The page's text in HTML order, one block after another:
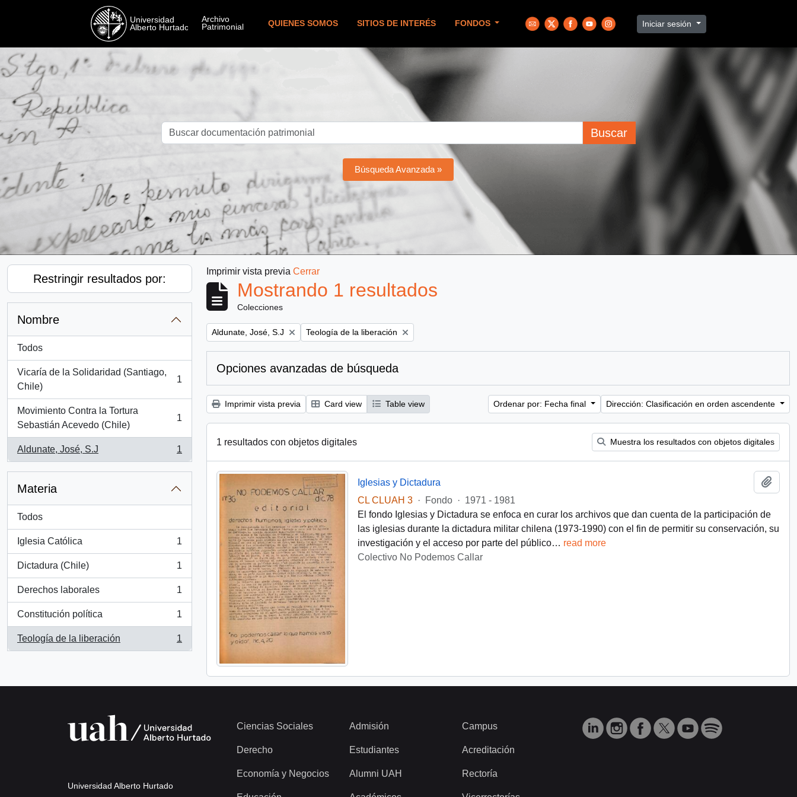
QUIENES SOMOS SITIOS DE INTERÉS FONDOS Iniciar sesión
Buscar
Búsqueda Avanzada »
Restringir resultados por:
Nombre
Todos
Vicaría de la Solidaridad (Santiago,
Chile)
, 1 resultados
1
Movimiento Contra la Tortura
Sebastián Acevedo (Chile)
, 1 resultados
1
Aldunate, José, S.J
, 1 resultados
1
Materia
Todos
Iglesia Católica
, 1 resultados
1
Dictadura (Chile)
, 1 resultados
1
Derechos laborales
, 1 resultados
1
Constitución política
, 1 resultados
1
Teología de la liberación
, 1 resultados
1
Imprimir vista previa Cerrar
Mostrando 1 resultados
Colecciones
Remove filter:
Aldunate, José, S.J Remove filter:
Teología de la liberación
Opciones avanzadas de búsqueda
Imprimir vista previa Card view Table view Ordenar por: Fecha final Dirección: Clasificación en orden ascendente
1 resultados con objetos digitales Muestra los resultados con objetos digitales
Iglesias y Dictadura
CL CLUAH 3
· Fondo · 1971 - 1981
El fondo Iglesias y Dictadura se enfoca en curar los archivos que dan cuenta de la participación de
las iglesias durante la dictadura militar chilena (1973-1990) con el fin de permitir su conservación, su
investigación y el acceso por parte del público… read more
Colectivo No Podemos Callar
Universidad Alberto Hurtado
Ciencias Sociales
Derecho
Economía y Negocios
Admisión
Estudiantes
Alumni UAH
Campus
Acreditación
Rectoría